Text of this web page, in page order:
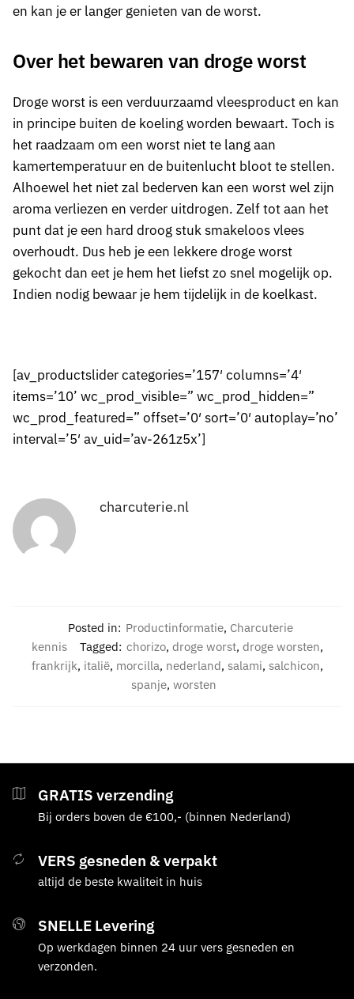
en kan je er langer genieten van de worst.
Over het bewaren van droge worst
Droge worst is een verduurzaamd vleesproduct en kan
in principe buiten de koeling worden bewaart. Toch is
het raadzaam om een worst niet te lang aan
kamertemperatuur en de buitenlucht bloot te stellen.
Alhoewel het niet zal bederven kan een worst wel zijn
aroma verliezen en verder uitdrogen. Zelf tot aan het
punt dat je een hard droog stuk smakeloos vlees
overhoudt. Dus heb je een lekkere droge worst
gekocht dan eet je hem het liefst zo snel mogelijk op.
Indien nodig bewaar je hem tijdelijk in de koelkast.
[av_productslider categories=’157′ columns=’4′
items=’10’ wc_prod_visible=” wc_prod_hidden=”
wc_prod_featured=” offset=’0′ sort=’0′ autoplay=’no’
interval=’5′ av_uid=’av-261z5x’]
charcuterie.nl
Posted in: Productinformatie, Charcuterie
kennis
Tagged: chorizo, droge worst, droge worsten,
frankrijk, italië, morcilla, nederland, salami, salchicon,
spanje, worsten
GRATIS verzending
Bij orders boven de €100,- (binnen Nederland)
VERS gesneden & verpakt
altijd de beste kwaliteit in huis
SNELLE Levering
Op werkdagen binnen 24 uur vers gesneden en
verzonden.